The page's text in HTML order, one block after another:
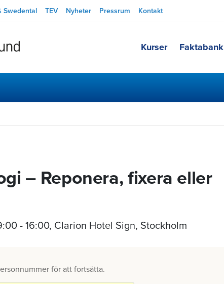
Swedental TEV Nyheter Pressrum Kontakt
Kurser Faktabank
– Reponera, fixera eller
- 16:00, Clarion Hotel Sign, Stockholm
för att fortsätta.